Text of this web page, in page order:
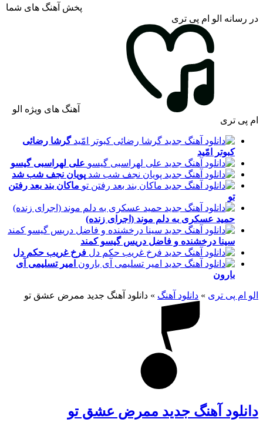
پخش آهنگ های شما
در رسانه الو ام پی تری
آهنگ های ویژه الو
ام پی تری
گرشا رضائی
کبوتر امّید
علی لهراسبیگیسو
پویان نجف شب شد
ماکان بند بعد رفتن
تو
حمید عسکری به دلم موند (اجرای زنده)
سینا درخشنده و فاضل دریسگیسو کمند
فرخ غریب حکم دل
امیر تسلیمی آی
بارون
الو ام پی تری » دانلود آهنگ » دانلود آهنگ جدید ممرض عشق تو
دانلود آهنگ جدید ممرض عشق تو